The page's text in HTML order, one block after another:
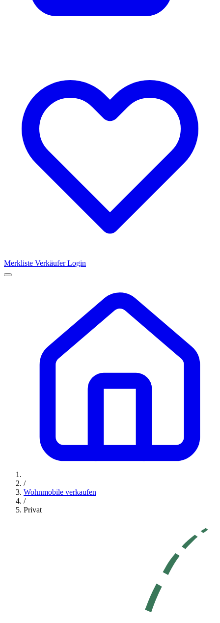
Merkliste Verkäufer Login
/
Wohnmobile verkaufen
/
Privat